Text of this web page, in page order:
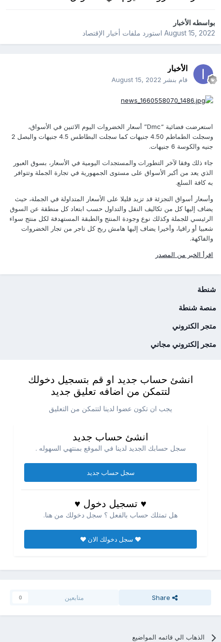
بواسطهالأخبار
August 15, 2022استورد ملفات أخبار الإقتصاد
الأخبار
قام بنشر August 15, 2022
استعرضت فضائية “Dmc” أسعار الخضروات اليوم الاثنين في الأسواق،
وسجلت الطماطم 4.50 جنيهات كما سجلت البطاطس 4.5 جنيهات والبصل 2
جنيه والكوسة 6 جنيهات.
جاء ذلك وفقا لآخر التطورات والمستجدات اليومية في الأسعار، بسوق العبور
الذي يعد من أكبر الأسواق على مستوى الجمهورية في تجارة الجملة وتتوافر
به كافة السلع.
وأسعار أسواق التجزئة قد تزيد قليلا على الأسعار المتداولة في الجملة، حيث
يضاف إليها كل من تكاليف النقل والتداول حسب ابتعاد كل منطقة عن السوق
الرئيسي للجملة وكذلك نوع وجودة المنتج والطبقة المستهدفة لكل منتج سواء
شعبيا أو راقيا، وأخيرا يضاف إليها هامش ربح كل تاجر من تجار الخضروات
والفاكهة.
اقرأ الخبر من المصدر
شنطة
منصة شنطة
متجر الكتروني
متجر إلكتروني مجاني
انشئ حساب جديد او قم بتسجيل دخولك
لتتمكن من اضافه تعليق جديد
يجب ان تكون عضوا لدينا لتتمكن من التعليق
انشئ حساب جديد
سجل حسابك الجديد لدينا في الموقع بمنتهي السهوله .
سجل حساب جديد
♥ تسجيل دخول ♥
هل تمتلك حساب بالفعل ؟ سجل دخولك من هنا.
♥ سجل دخولك الان ♥
Share متابعين 0
الذهاب الي قائمه المواضيع